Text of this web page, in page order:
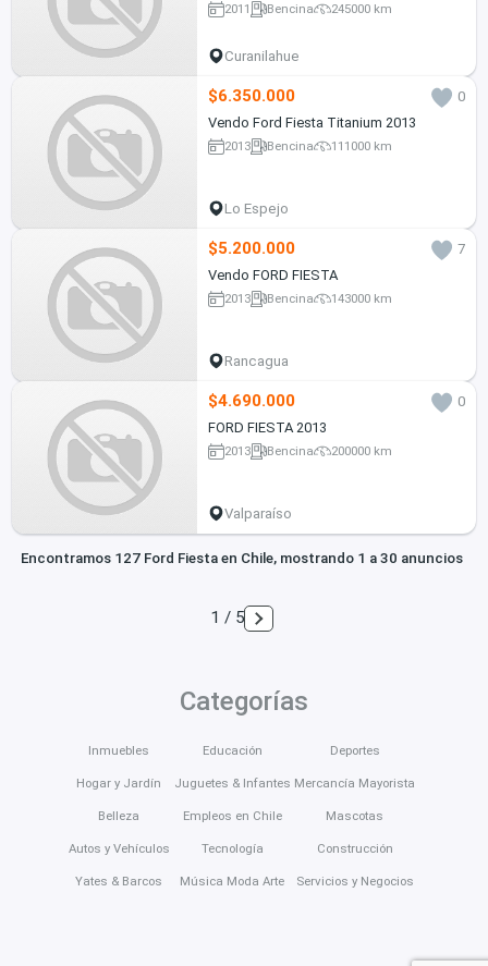
2011 Bencina 245000 km
Curanilahue
$6.350.000
0
Vendo Ford Fiesta Titanium 2013
2013 Bencina 111000 km
Lo Espejo
$5.200.000
7
Vendo FORD FIESTA
2013 Bencina 143000 km
Rancagua
$4.690.000
0
FORD FIESTA 2013
2013 Bencina 200000 km
Valparaíso
Encontramos 127 Ford Fiesta en Chile, mostrando 1 a 30 anuncios
1 / 5
Categorías
Inmuebles
Hogar y Jardín
Belleza
Autos y Vehículos
Yates & Barcos
Educación
Juguetes & Infantes
Empleos en Chile
Tecnología
Música Moda Arte
Deportes
Mercancía Mayorista
Mascotas
Construcción
Servicios y Negocios